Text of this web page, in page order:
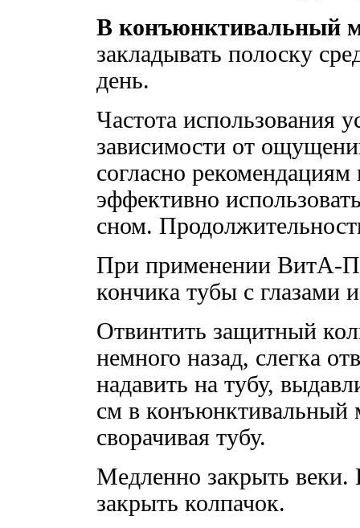
В конъюнктивальный
закладывать полоску
день.
Частота использования
зависимости от
согласно
эффективно
сном.
При применении ВитА-
кончика тубы с глазами
Отвинтить защитный
немного назад, слегка
надавить на тубу,
см в конъюнктивальный
сворачивая тубу.
Медленно закрыть
закрыть колпачок.